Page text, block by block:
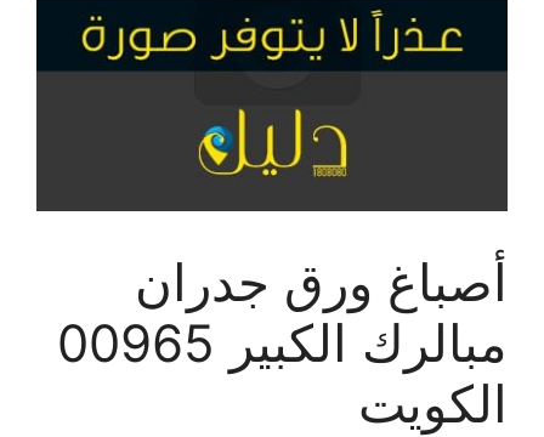
أصباغ ورق جدران
مبالرك الكبير 00965
الكويت